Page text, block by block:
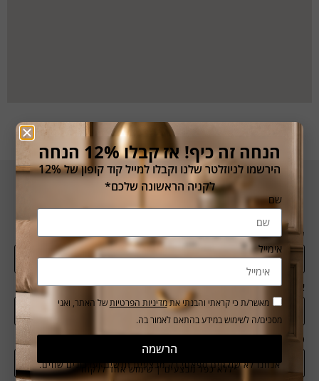
צרו קשר
שם מלא
אימייל
טלפון
הנחה זה כיף! אז קבלו 12% הנחה
הירשמו לניוזלטר שלנו וקבלו למייל קוד קופון של 12%
לקניה הראשונה שלכם*
שם
אימייל
מאשר/ת כי קראתי והבנתי אתמדיניות הפרטיותשל האתר, ואני
מסכים/ה לשימוש במידע בהתאם לאמור בה.
הרשמה
אנחנו לא שולחים ספאם! רק מבצעים חדשים ועדכונים שווים.
*ללא כפל מבצעים | שימוש אחד ללקוח